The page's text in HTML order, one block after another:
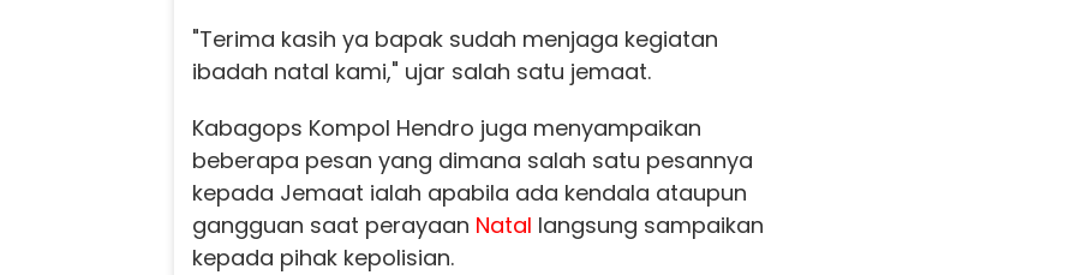
"Terima kasih ya bapak sudah menjaga kegiatan
ibadah natal kami," ujar salah satu jemaat.
Kabagops Kompol Hendro juga menyampaikan
beberapa pesan yang dimana salah satu pesannya
kepada Jemaat ialah apabila ada kendala ataupun
gangguan saat perayaan Natal langsung sampaikan
kepada pihak kepolisian.